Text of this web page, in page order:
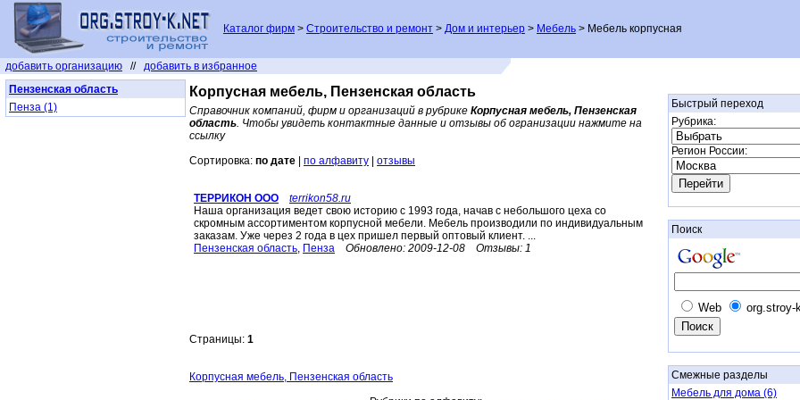
Каталог фирм > Строительство и ремонт > Дом и интерьер > Мебель > Мебель корпусная
добавить организацию // добавить в избранное
Пензенская область
Пенза (1)
Корпусная мебель, Пензенская область
Справочник компаний, фирм и организаций в рубрике Корпусная мебель, Пензенская
область. Чтобы увидеть контактные данные и отзывы об огранизации нажмите на
ссылку
Сортировка: по дате по алфавиту отзывы
ТЕРРИКОН ООО
terrikon58.ru
Наша организация ведет свою историю с 1993 года, начав с небольшого цеха со
скромным ассортиментом корпусной мебели. Мебель производили по индивидуальным
заказам. Уже через 2 года в цех пришел первый оптовый клиент. ...
Пензенская область, Пенза Обновлено: 2009-12-08 Отзывы: 1
Страницы: 1
Корпусная мебель, Пензенская область
Быстрый переход
Рубрика:
Регион России:
Поиск
Web org.stroy-
Смежные разделы
Мебель для дома (6)